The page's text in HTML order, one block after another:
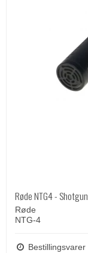
Røde NTG4 -
Røde
NTG-4
Bestillingsvarer